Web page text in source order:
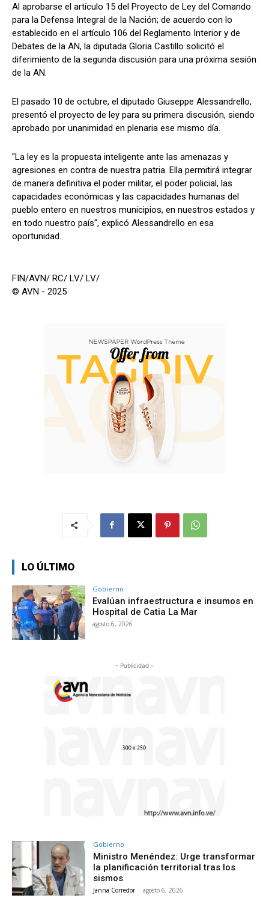
Al aprobarse el artículo 15 del Proyecto de Ley del Comando
para la Defensa Integral de la Nación; de acuerdo con lo
establecido en el artículo 106 del Reglamento Interior y de
Debates de la AN, la diputada Gloria Castillo solicitó el
diferimiento de la segunda discusión para una próxima sesión
de la AN.
El pasado 10 de octubre, el diputado Giuseppe Alessandrello,
presentó el proyecto de ley para su primera discusión, siendo
aprobado por unanimidad en plenaria ese mismo día.
"La ley es la propuesta inteligente ante las amenazas y
agresiones en contra de nuestra patria. Ella permitirá integrar
de manera definitiva el poder militar, el poder policial, las
capacidades económicas y las capacidades humanas del
pueblo entero en nuestros municipios, en nuestros estados y
en todo nuestro país", explicó Alessandrello en esa
oportunidad.
FIN/AVN/ RC/ LV/ LV/
© AVN - 2025
LO ÚLTIMO
Gobierno
Evalúan infraestructura e insumos en
Hospital de Catia La Mar
agosto 6, 2026
- Publicidad -
Gobierno
Ministro Menéndez: Urge transformar
la planificación territorial tras los
sismos
Janna Corredor - agosto 6, 2026